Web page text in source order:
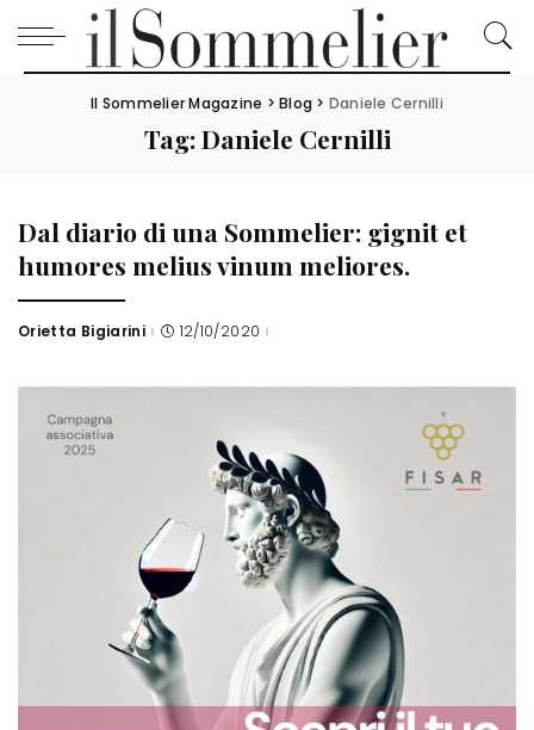
Il Sommelier Magazine >Blog > Daniele Cernilli
Tag:Daniele Cernilli
Dal diario di una Sommelier: gignit et
humores melius vinum meliores.
Posted
Orietta Bigiarini 12/10/2020